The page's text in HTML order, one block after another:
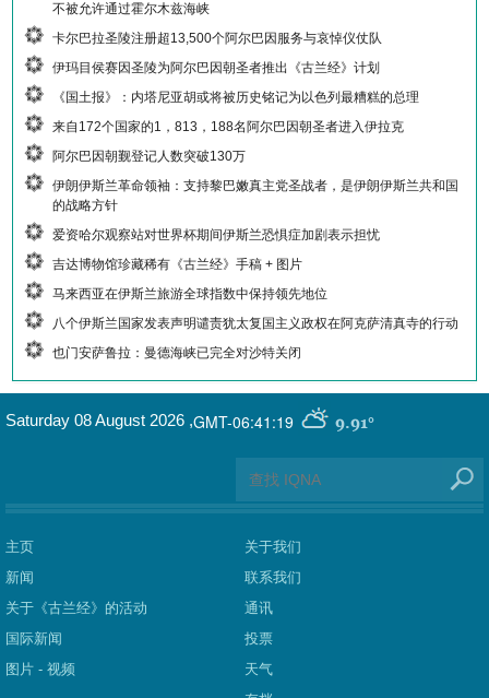
不被允许通过霍尔木兹海峡
卡尔巴拉圣陵注册超13,500个阿尔巴因服务与哀悼仪仗队
伊玛目侯赛因圣陵为阿尔巴因朝圣者推出《古兰经》计划
《国土报》：内塔尼亚胡或将被历史铭记为以色列最糟糕的总理
来自172个国家的1，813，188名阿尔巴因朝圣者进入伊拉克
阿尔巴因朝觐登记人数突破130万
伊朗伊斯兰革命领袖：支持黎巴嫩真主党圣战者，是伊朗伊斯兰共和国
的战略方针
爱资哈尔观察站对世界杯期间伊斯兰恐惧症加剧表示担忧
吉达博物馆珍藏稀有《古兰经》手稿 + 图片
马来西亚在伊斯兰旅游全球指数中保持领先地位
八个伊斯兰国家发表声明谴责犹太复国主义政权在阿克萨清真寺的行动
也门安萨鲁拉：曼德海峡已完全对沙特关闭
GMT-06:41:19 9.91°
Saturday 08 August 2026 ,
主页
新闻
关于《古兰经》的活动
国际新闻
图片 - 视频
关于我们
联系我们
通讯
投票
天气